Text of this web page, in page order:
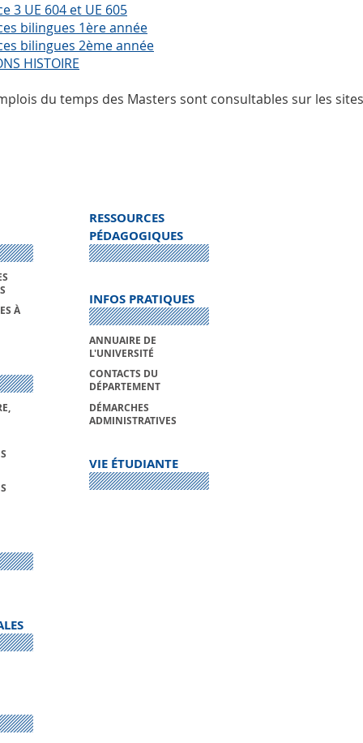
3 UE 604 et UE 605
bilingues 1ère année
bilingues 2ème année
HISTOIRE
du temps des Masters sont consultables sur les
À
RESSOURCES
PÉDAGOGIQUES
INFOS PRATIQUES
ANNUAIRE DE
L'UNIVERSITÉ
CONTACTS DU
DÉPARTEMENT
DÉMARCHES
ADMINISTRATIVES
VIE ÉTUDIANTE